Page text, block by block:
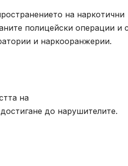
на наркотични
полицейски операции и
и наркооранжерии.
на
до нарушителите.